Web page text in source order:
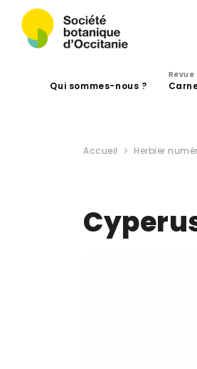
Qui sommes-nous ?
Revue
Accueil Herbier